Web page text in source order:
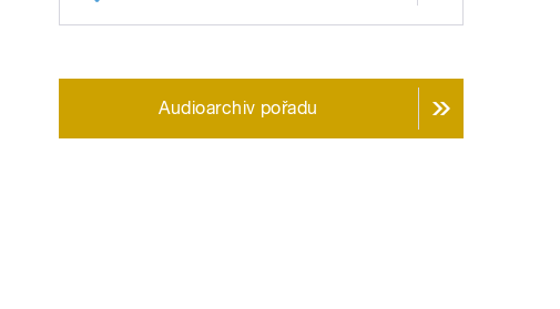
Audioarchiv pořadu